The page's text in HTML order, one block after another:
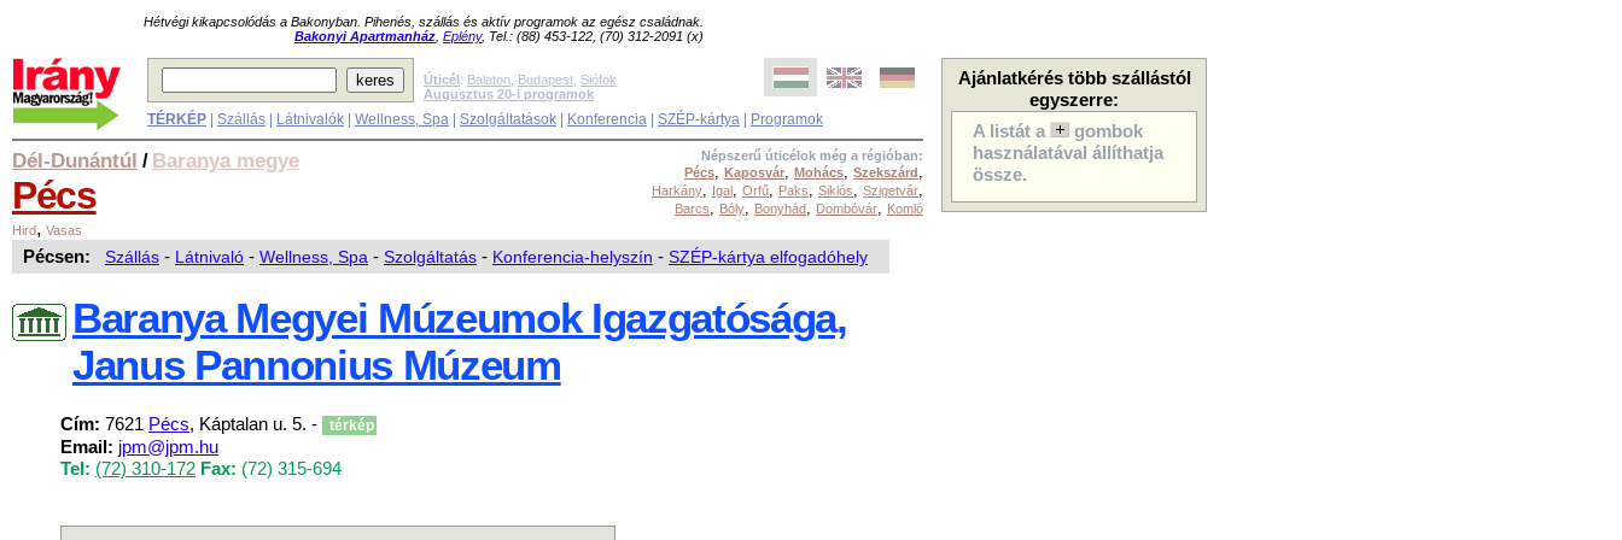
Hétvégi kikapcsolódás a Bakonyban. Pihenés, szállás és aktív programok az egész családnak.
Bakonyi Apartmanház Eplény, Tel.: (88) 453-122, (70) 312-2091 (x)
Ajánlatkérés több szállástól
egyszerre:
A listát a
gombok
használatával állíthatja
össze.
Úticél: Balaton Budapest Siófok
Augusztus 20-i programok
TÉRKÉP Szállás Látnivalók Wellness, Spa Szolgáltatások Konferencia SZÉP-kártya Programok
Népszerű úticélok még a régióban:
Pécs, Kaposvár, Mohács, Szekszárd,
Harkány, Igal, Orfű, Paks, Siklós, Szigetvár,
Barcs, Bóly, Bonyhád, Dombóvár, Komló
Dél-Dunántúl / Baranya megye
Pécs
Hird, Vasas
Pécsen: Szállás - Látnivaló - Wellness, Spa - Szolgáltatás - Konferencia-helyszín - SZÉP-kártya elfogadóhely
Baranya Megyei Múzeumok Igazgatósága,
Janus Pannonius Múzeum
Cím: 7621 Pécs, Káptalan u. 5. - térkép
Email: jpm@jpm.hu
Tel: (72) 310-172 Fax: (72) 315-694